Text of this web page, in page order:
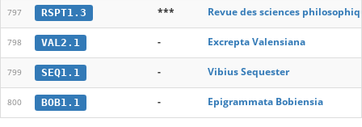
797 RSPT1.3 *** Revue des sciences
798 VAL2.1 - Excrepta Valensiana
799 SEQ1.1 - Vibius Sequester
800 BOB1.1 - Epigrammata Bobiensia